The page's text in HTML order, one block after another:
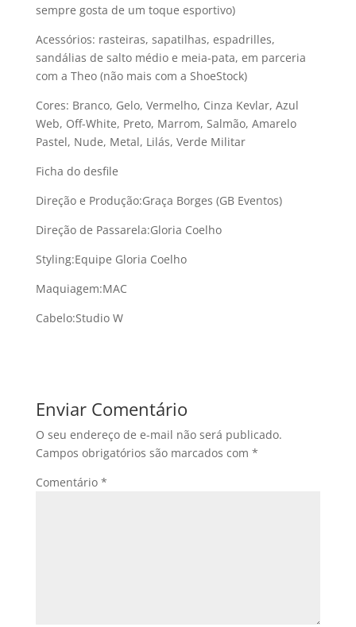
sempre gosta de um toque esportivo)
Acessórios: rasteiras, sapatilhas, espadrilles,
sandálias de salto médio e meia-pata, em parceria
com a Theo (não mais com a ShoeStock)
Cores: Branco, Gelo, Vermelho, Cinza Kevlar, Azul
Web, Off-White, Preto, Marrom, Salmão, Amarelo
Pastel, Nude, Metal, Lilás, Verde Militar
Ficha do desfile
Direção e Produção:Graça Borges (GB Eventos)
Direção de Passarela:Gloria Coelho
Styling:Equipe Gloria Coelho
Maquiagem:MAC
Cabelo:Studio W
Enviar Comentário
O seu endereço de e-mail não será publicado.
Campos obrigatórios são marcados com *
Comentário *